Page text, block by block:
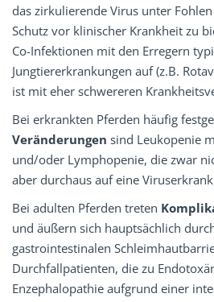
das zirkulierende Virus unter
Schutz vor klinischer Krankheit zu
Co-Infektionen mit den Erregern
Jungtiererkrankungen auf (z.B.
ist mit eher schwereren
Bei erkrankten Pferden häufig
Veränderungen sind Leukopenie
und/oder Lymphopenie, die zwar
aber durchaus auf eine
Bei adulten Pferden treten
und äußern sich hauptsächlich
gastrointestinalen
Durchfallpatienten, die zu
Enzephalopathie aufgrund einer